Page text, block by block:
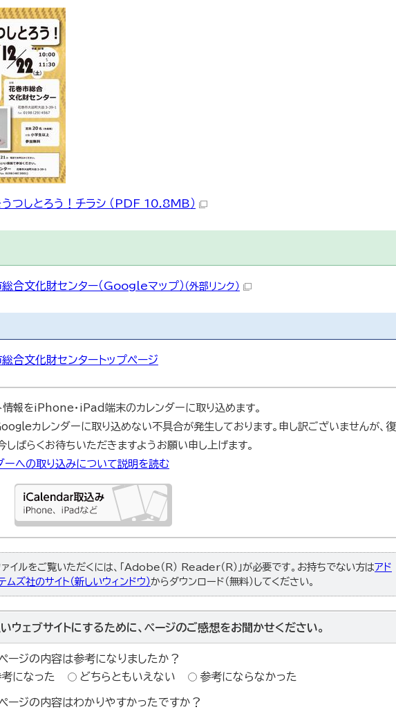
つしとろう！チラシ （PDF 10.8MB）
合文化財センター（Googleマップ） （外部リンク）
合文化財センタートップページ
情報をiPhone・iPad端末のカレンダーに取り込めます。
カレンダーに取り込めない不具合が発生しております。申し訳ございませんが、復
しばらくお待ちいただきますようお願い申し上げます。
ーへの取り込みについて説明を読む
イルをご覧いただくには、「Adobe（R） Reader（R）」が必要です。お持ちでない方はアド
ムズ社のサイト（新しいウィンドウ）からダウンロード（無料）してください。
ウェブサイトにするために、ページのご感想をお聞かせください。
ージの内容は参考になりましたか？
になった
どちらともいえない 参考にならなかった
ージの内容はわかりやすかったですか？